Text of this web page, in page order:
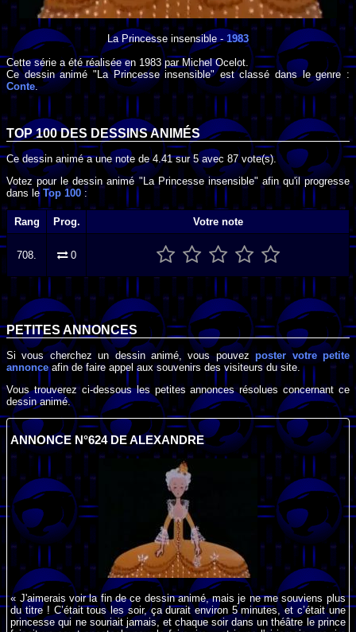
La Princesse insensible -1983
Cette série a été réalisée en 1983par Michel Ocelot
Ce dessin animé "La Princesse insensible" est classé dans le genre :
Conte.
TOP 100 DES DESSINS ANIMÉS
Ce dessin animé a une note de4.41sur5avec 87vote(s).
Votez pour le dessin animé "La Princesse insensible" afin qu'il progresse
dans le Top 100 :
Rang Prog. Votre note
708. 0
PETITES ANNONCES
Si vous cherchez un dessin animé, vous pouvezposter votre petite
annonceafin de faire appel aux souvenirs des visiteurs du site.
Vous trouverez ci-dessous les petites annonces résolues concernant ce
dessin animé.
ANNONCE N°624 DE ALEXANDRE
« J'aimerais voir la fin de ce dessin animé, mais je ne me souviens plus
du titre ! C’était tous les soir, ça durait environ 5 minutes, et c’était une
princesse qui ne souriait jamais, et chaque soir dans un théâtre le prince